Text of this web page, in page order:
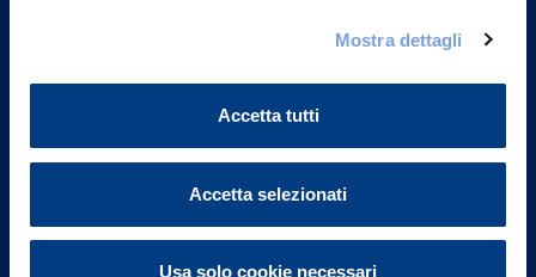
Mostra dettagli
Accetta tutti
Accetta selezionati
Usa solo cookie necessari
FAQ